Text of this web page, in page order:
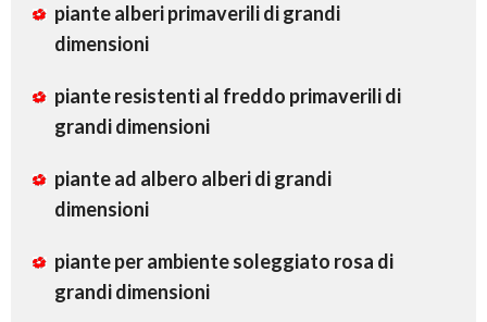
piante alberi primaverili di grandi
dimensioni
piante resistenti al freddo primaverili di
grandi dimensioni
piante ad albero alberi di grandi
dimensioni
piante per ambiente soleggiato rosa di
grandi dimensioni